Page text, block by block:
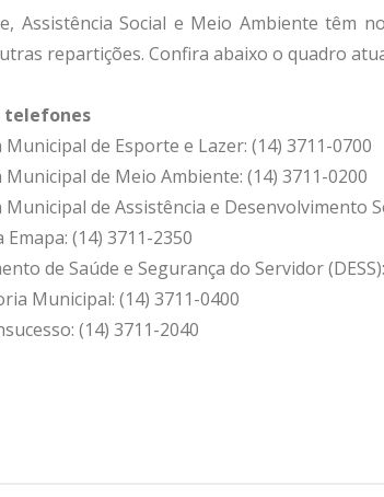
Assistência Social e Meio Ambiente têm
repartições. Confira abaixo o quadro
telefones
de Esporte e Lazer: (14) 3711-0700
Municipal de Meio Ambiente: (14) 3711-0200
de Assistência e Desenvolvimento
Emapa: (14) 3711-2350
de Saúde e Segurança do Servidor
Municipal: (14) 3711-0400
(14) 3711-2040